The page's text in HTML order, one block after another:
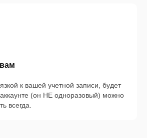
к вашей учетной записи, будет
(он НЕ одноразовый) можно
всегда.